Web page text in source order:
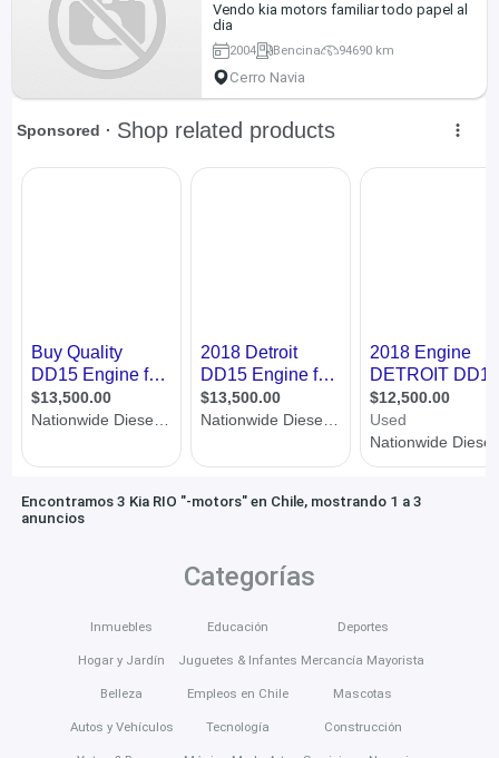
Vendo kia motors familiar todo papel al
dia
2004 Bencina 94690 km
Cerro Navia
Encontramos 3 Kia RIO "-motors" en Chile, mostrando 1 a 3
anuncios
Categorías
Inmuebles
Hogar y Jardín
Belleza
Autos y Vehículos
Educación
Juguetes & Infantes
Empleos en Chile
Tecnología
Deportes
Mercancía Mayorista
Mascotas
Construcción